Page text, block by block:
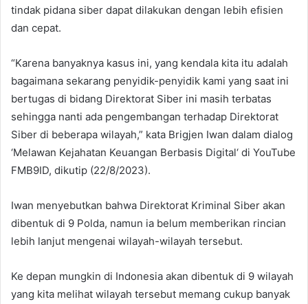
tindak pidana siber dapat dilakukan dengan lebih efisien
dan cepat.
“Karena banyaknya kasus ini, yang kendala kita itu adalah
bagaimana sekarang penyidik-penyidik kami yang saat ini
bertugas di bidang Direktorat Siber ini masih terbatas
sehingga nanti ada pengembangan terhadap Direktorat
Siber di beberapa wilayah,” kata Brigjen Iwan dalam dialog
‘Melawan Kejahatan Keuangan Berbasis Digital‘ di YouTube
FMB9ID, dikutip (22/8/2023).
Iwan menyebutkan bahwa Direktorat Kriminal Siber akan
dibentuk di 9 Polda, namun ia belum memberikan rincian
lebih lanjut mengenai wilayah-wilayah tersebut.
Ke depan mungkin di Indonesia akan dibentuk di 9 wilayah
yang kita melihat wilayah tersebut memang cukup banyak